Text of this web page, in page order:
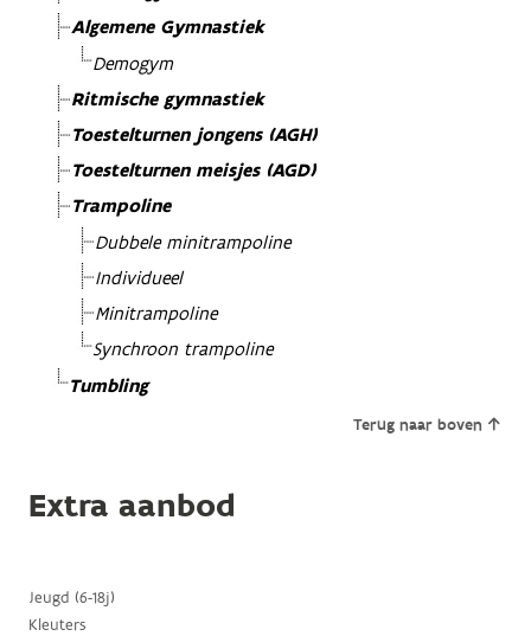
Algemene Gymnastiek
Demogym
Ritmische gymnastiek
Toestelturnen jongens (AGH)
Toestelturnen meisjes (AGD)
Trampoline
Dubbele minitrampoline
Individueel
Minitrampoline
Synchroon trampoline
Tumbling
Terug naar boven
Extra aanbod
Jeugd (6-18j)
Kleuters